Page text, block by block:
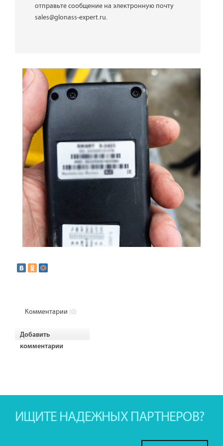
отправьте сообщение на электронную почту
sales@glonass-expert.ru.
Комментарии (0)
Добавить
комментарии
ИЩИТЕ НАДЕЖНЫХ ПАРТНЕРОВ?